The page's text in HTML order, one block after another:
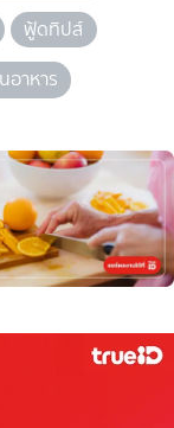
ฟู้ดทิปส์
อาหาร